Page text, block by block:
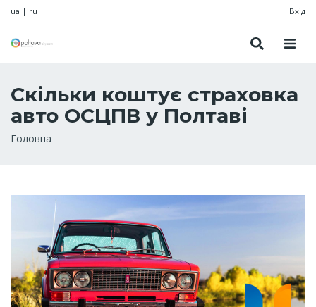
ua | ru Вхід
Скільки коштує страховка
авто ОСЦПВ у Полтаві
Рядок
Головна